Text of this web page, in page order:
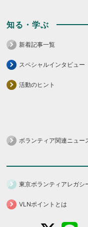
知る・学ぶ
新着記事一覧
スペシャルインタビュー
活動のヒント
ボランティア関連ニュー
東京ボランティアレガシ
VLNポイントとは